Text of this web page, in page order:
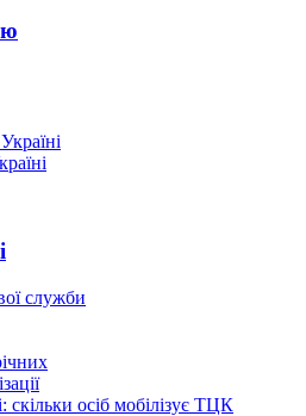
служби
скільки осіб мобілізує ТЦК